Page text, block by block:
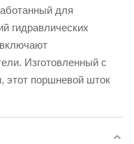
для
гидравлических
Изготовленный с
этот поршневой шток